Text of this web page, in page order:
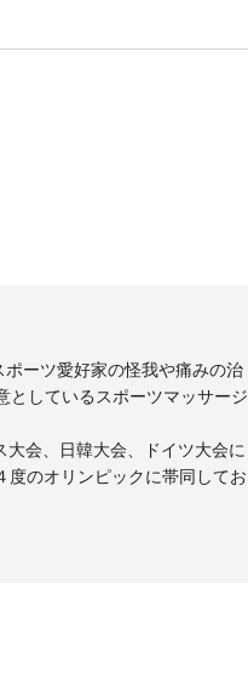
ーツ愛好家の怪我や痛みの治
としているスポーツマッサージ
会、日韓大会、ドイツ大会に
度のオリンピックに帯同してお
の中の人々の『健康』をあら